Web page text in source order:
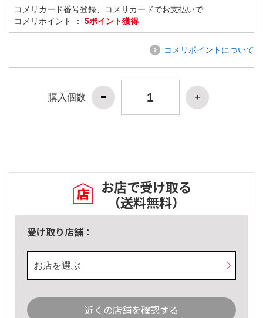
コメリカード番号登録、コメリカードでお支払いで
コメリポイント ： 5ポイント獲得
コメリポイントについて
購入個数
お店で受け取る
（送料無料）
受け取り店舗：
お店を選ぶ
近くの店舗を確認する